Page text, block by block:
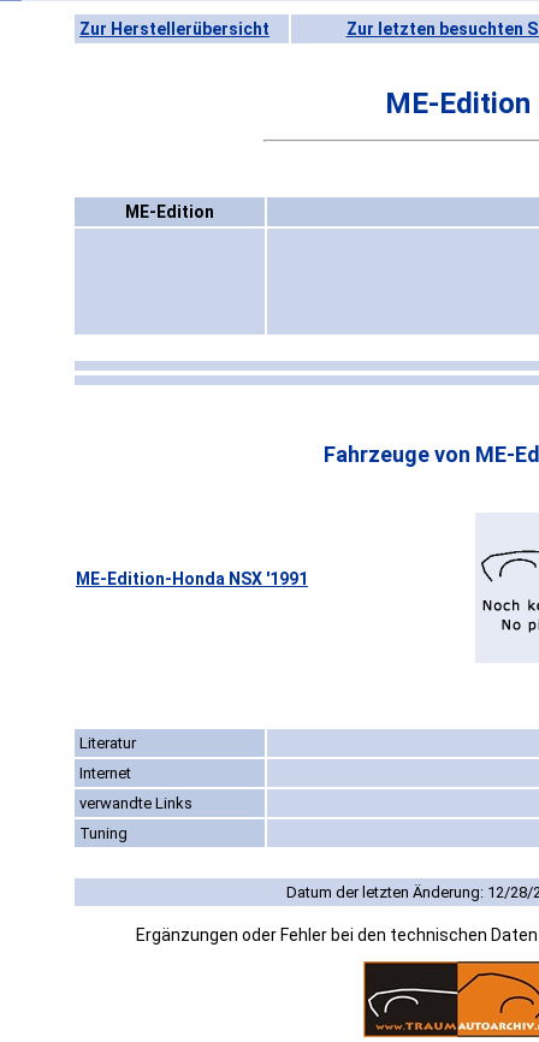
Zur Herstellerübersicht Zur letzten besuchten
ME-Edition
ME-Edition
Fahrzeuge von ME-
ME-Edition-Honda NSX '1991
Literatur
Internet
verwandte Links
Tuning
Datum der letzten Änderung: 12/28/
Ergänzungen oder Fehler bei den technischen